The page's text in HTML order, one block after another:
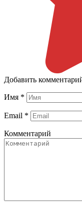
Добавить
Имя *
Email *
Комментарий